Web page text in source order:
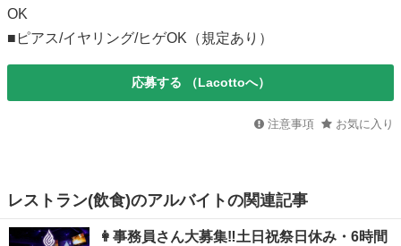
OK
■ピアス/イヤリング/ヒゲOK（規定あり）
応募する （Lacottoへ）
注意事項 お気に入り
レストラン(飲食)のアルバイトの関連記事
👩事務員さん大募集‼️土日祝祭日休み・6時間